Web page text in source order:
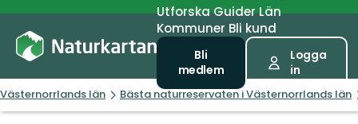
UtforskaGuiderLän
Kommuner Bli kund
Bli
medlem
Logga
in
Västernorrlands län Bästa naturreservaten i Västernorrlands län